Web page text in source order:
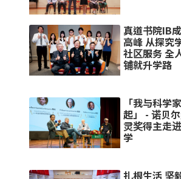
真道书院IB
高峰 从探究
社区服务 全
铺就升学路
「我与科学
起」 - 诺贝
灵奖得主走
学
扎根生活 坚